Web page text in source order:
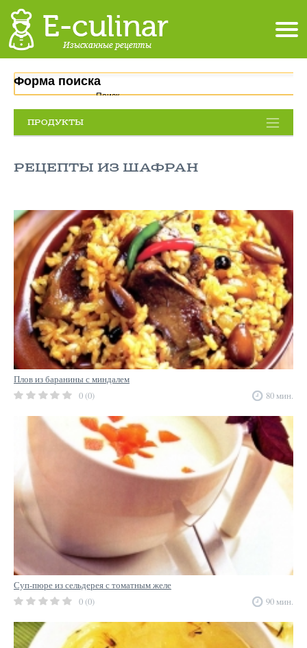
Форма поиска
Поиск
ПРОДУКТЫ
РЕЦЕПТЫ ИЗ ШАФРАН
Плов из баранины с миндалем
0 (0)
80 мин.
Суп-пюре из сельдерея с томатным желе
0 (0)
90 мин.